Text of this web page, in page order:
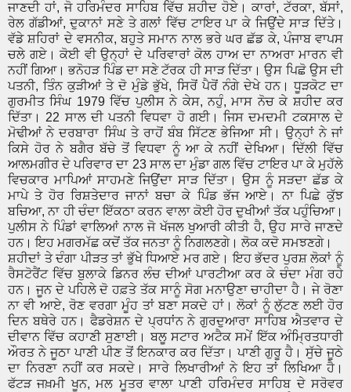
ਜਾਣਦੀ ਹਾਂ, ਜੋ ਹਰਿਮੰਦਰ ਸਾਹਿਬ ਵਿੱਚ ਸ਼ਹੀਦ ਹੋਏ। ਕਾਰਾਂ, ਟੱਰਕਾ, ਬੱਸਾਂ,
ਰੇਲ ਗੱਡੀਆਂ, ਦੁਕਾਨਾਂ ਸਣੇ ਤੇ ਗਲਾਂ ਵਿੱਚ ਟਾਇਰ ਪਾ ਕੇ ਜਿਉਂਦੇ ਸਾੜ ਦਿੱਤੇ।
ਵੱਡੇ ਸ਼ਹਿਰਾਂ ਦੇ ਵਸਨੀਕ, ਬਹੁਤੇ ਸਮਾਨ ਨਾਲ ਭਰੇ ਘਰ ਛੱਡ ਕੇ, ਪੰਜਾਬ ਵਾਪਸ
ਚਲੇ ਗਏ। ਕੋਈ ਵੀ ਉਨ੍ਹਾਂ ਦੇ ਪਰਿਵਾਰਾਂ ਕੋਲ ਹਾਅ ਦਾ ਨਾਅਰਾ ਮਾਰਨ ਵੀ
ਨਹੀਂ ਗਿਆ। ਭਨੋਹੜ ਪਿੰਡ ਦਾ ਸਣੇ ਟੱਰਕ ਹੀ ਸਾੜ ਦਿੱਤਾ। ਉਸ ਪਿਛੋ ਉਸ ਦੀ
ਪਤਨੀ, ਤਿੰਨ ਕੁੜੀਆਂ ਤੇ ਦੋ ਮੁੰਡੇ ਭੁੱਖੇ, ਸਿਰੋਂ ਪੈਰੋਂ ਨੰਗੇ ਦੇਖੇ ਹਨ। ਧੂੜਕੋਟ ਦਾ
ਗੁਰਮੀਤ ਸਿੰਘ 1979 ਵਿੱਚ ਪੁਲੀਸ ਨੇ ਕੇਸ, ਨਹੁੰ, ਮਾਸ ਨੋਚ ਕੇ ਸ਼ਹੀਦ ਕਰ
ਦਿੱਤਾ। 22 ਸਾਲ ਦੀ ਪਤਨੀ ਵਿਧਵਾ ਹੋ ਗਈ। ਜਿਸ ਦਮਦਮੀ ਟਕਸਾਲ ਦੇ
ਮੋਢੀਆਂ ਨੇ ਦਰਬਾਰਾ ਸਿੰਘ ਤੇ ਰਾਹੋਂ ਬੰਬ ਸਿੱਟਣ ਭੇਜਿਆ ਸੀ। ਉਨ੍ਹਾਂ ਨੇ ਜਾਂ
ਕਿਸੇ ਹੋਰ ਨੇ ਬਗੈਰ ਬੱਚੇ ਤੋਂ ਵਿਧਵਾ ਨੂੰ ਆ ਕੇ ਨਹੀਂ ਦੇਖਿਆ। ਦਿੱਲੀ ਵਿੱਚ
ਆਲਮਗੀਰ ਦੇ ਪਰਿਵਾਰ ਦਾ 23 ਸਾਲ ਦਾ ਮੁੰਡਾ ਗਲ ਵਿੱਚ ਟਾਇਰ ਪਾ ਕੇ ਮੁਹੱਲੇ
ਵਿਚਕਾਰ ਮਾਪਿਆਂ ਸਾਹਮਣੇ ਜਿਉਂਦਾ ਸਾੜ ਦਿੱਤਾ। ਉਸ ਨੂੰ ਸੜਦਾ ਛੱਡ ਕੇ
ਮਾਪੇ ਤੇ ਹੋਰ ਰਿਸ਼ਤੇਦਾਰ ਜਾਨਾਂ ਬਚਾ ਕੇ ਪਿੰਡ ਭੱਜ ਆਏ। ਨਾ ਪਿਛੇ ਕੁੱਝ
ਬਚਿਆ, ਨਾ ਹੀ ਚੰਦਾ ਇੱਕਠਾ ਕਰਨ ਵਾਲਾ ਕੋਈ ਹੋਰ ਦੁਖੀਆਂ ਤੱਕ ਪਹੁੰਚਿਆ।
ਪੁਲੀਸ ਨੇ ਪਿੰਡਾਂ ਵਾਲਿਆਂ ਨਾਲ ਜੋ ਖੱਜਲ ਖੁਆਰੀ ਕੀਤੀ ਹੈ, ਉਹ ਸਾਰੇ ਜਾਣਦੇ
ਹਨ। ਇਹ ਮਗਰਮੱਛ ਕਦੋਂ ਤੱਕ ਜਨਤਾ ਨੂੰ ਨਿਗਲਣਗੇ। ਲੋਕ ਕਦੋ ਸਮਝਣਗੇ।
ਸ਼ਹੀਦਾਂ ਤੇ ਦੰਗਾ ਪੀੜਤ ਤਾਂ ਭੁੱਖੇ ਧਿਆਏ ਮਰ ਗਏ। ਇਹ ਭੱਦਰ ਪੁਰਸ਼ ਲੋਕਾਂ ਨੂੰ
ਰੈਸਟੋਰੈਂਟ ਵਿੱਚ ਬੁਲਾਕੇ ਡਿਨਰ ਲੰਚ ਦੀਆਂ ਪਾਰਟੀਆ ਕਰ ਕੇ ਚੰਦਾ ਮੰਗ ਰਹੇ
ਹਨ। ਜੂਨ ਦੇ ਪਹਿਲੇ ਦੋ ਹਫ਼ਤੇ ਤੱਕ ਸਾਨੂੰ ਸੋਗ ਮਨਾਉਣਾ ਚਾਹੀਦਾ ਹੈ। ਜੇ ਰੋਣਾ
ਨਾ ਵੀ ਆਏ, ਰੋਣ ਵਰਗਾ ਮੂੰਹ ਤਾਂ ਬਣਾ ਸਕਦੇ ਹਾਂ। ਲੋਕਾਂ ਨੂੰ ਲੁੱਟਣ ਲਈ ਹੋਰ
ਦਿਨ ਬਥੇਰੇ ਹਨ। ਫੈਡਰੇਸ਼ਨ ਦੇ ਪ੍ਰਧਾਂਨ ਨੇ ਗੁਰਦੁਆਰਾ ਸਾਹਿਬ ਐਤਵਾਰ ਦੇ
ਦੀਵਾਨ ਵਿੱਚ ਕਹਾਣੀ ਸੁਣਾਈ। ਬਲੂ ਸਟਾਰ ਅਟੈਕ ਸਮੇਂ ਇੱਕ ਅੰਮ੍ਰਿਤਧਾਰੀ
ਔਰਤ ਨੇ ਜੂਠਾ ਪਾਣੀ ਪੀਣ ਤੋਂ ਇਨਕਾਰ ਕਰ ਦਿੱਤਾ। ਪਾਣੀ ਗੁਰੂ ਹੈ। ਸੁੱਚੇ ਜੂਠੇ
ਦਾ ਨਿਰਣਾ ਨਹੀਂ ਕਰ ਸਕਦੇ। ਸਾਰੇ ਲਿਖਾਰੀਆਂ ਨੇ ਇਹ ਤਾਂ ਲਿਖਿਆ ਹੈ।
ਫੱਟੜ ਜਖ਼ਮੀ ਖੂਨ, ਮਲ ਮੂਤਰ ਵਾਲਾ ਪਾਣੀ ਹਰਿਮੰਦਰ ਸਾਹਿਬ ਦੇ ਸਰੋਵਰ